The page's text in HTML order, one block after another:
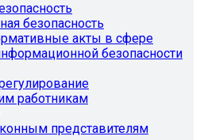
безопасность
акты в сфере
безопасности
работникам
представителям